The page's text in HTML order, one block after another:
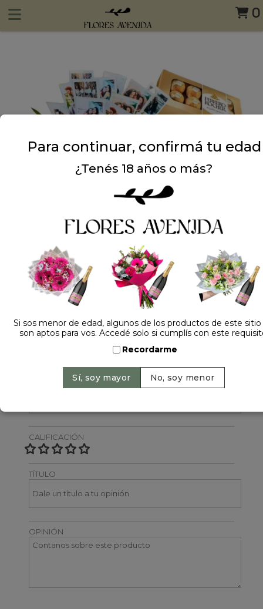
0
Dejá tu opinión
NOMBRE
CALIFICACIÓN
TÍTULO
OPINIÓN
Para continuar, confirmá tu edad
¿Tenés 18 años o más?
Si sos menor de edad, algunos de los productos de este
son aptos para vos. Accedé solo si cumplís con este
Recordarme